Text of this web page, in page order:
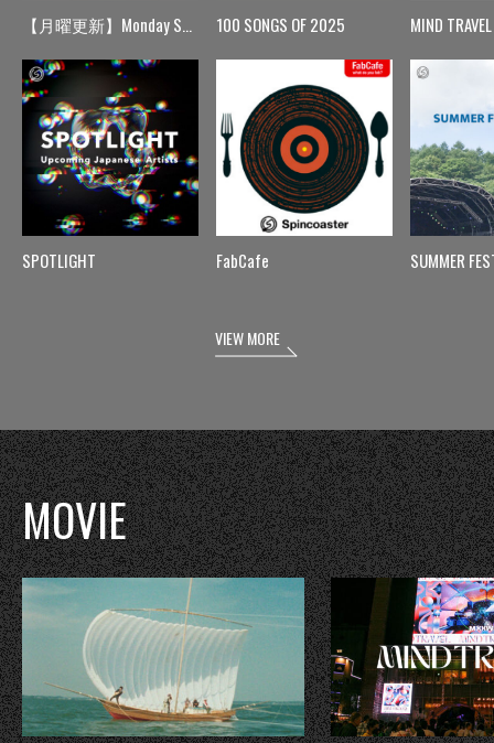
【月曜更新】Monday Spin
SPOTLIGHT
100 SONGS OF 2025
FabCafe
MIND TRAVEL
SUMMER
VIEW MORE
MOVIE